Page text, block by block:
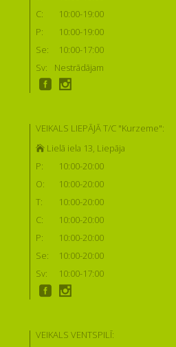
C:
10:00-19:00
P:
10:00-19:00
Se:
10:00-17:00
Sv:
Nestrādājam
VEIKALS LIEPĀJĀ T/C "Kurzeme":
Lielā iela 13, Liepāja
P:
10:00-20:00
O:
10:00-20:00
T:
10:00-20:00
C:
10:00-20:00
P:
10:00-20:00
Se:
10:00-20:00
Sv:
10:00-17:00
VEIKALS VENTSPILĪ: